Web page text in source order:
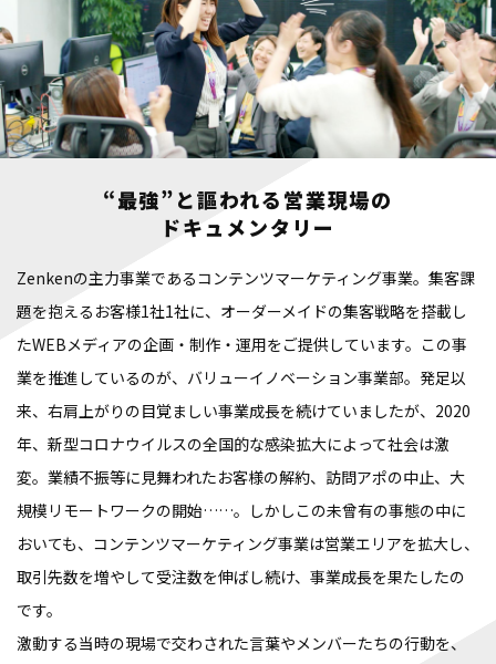
“最強”と謳われる営業現場の
ドキュメンタリー
Zenkenの主力事業であるコンテンツマーケティング事業。集客課
題を抱えるお客様1社1社に、オーダーメイドの集客戦略を搭載し
たWEBメディアの企画・制作・運用をご提供しています。この事
業を推進しているのが、バリューイノベーション事業部。発足以
来、右肩上がりの目覚ましい事業成長を続けていましたが、2020
年、新型コロナウイルスの全国的な感染拡大によって社会は激
変。業績不振等に見舞われたお客様の解約、訪問アポの中止、大
規模リモートワークの開始……。しかしこの未曾有の事態の中に
おいても、コンテンツマーケティング事業は営業エリアを拡大し、
取引先数を増やして受注数を伸ばし続け、事業成長を果たしたの
です。
激動する当時の現場で交わされた言葉やメンバーたちの行動を、